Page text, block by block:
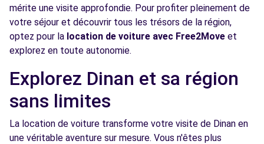
mérite une visite approfondie. Pour profiter pleinement de
votre séjour et découvrir tous les trésors de la région,
optez pour la location de voiture avec Free2Move et
explorez en toute autonomie.
Explorez Dinan et sa région
sans limites
La location de voiture transforme votre visite de Dinan en
une véritable aventure sur mesure. Vous n'êtes plus